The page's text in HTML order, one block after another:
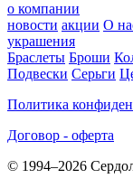
о компании
новости акции О
украшения
Браслеты Броши
Подвески Серьги
Политика
Договор - оферта
© 1994–2026